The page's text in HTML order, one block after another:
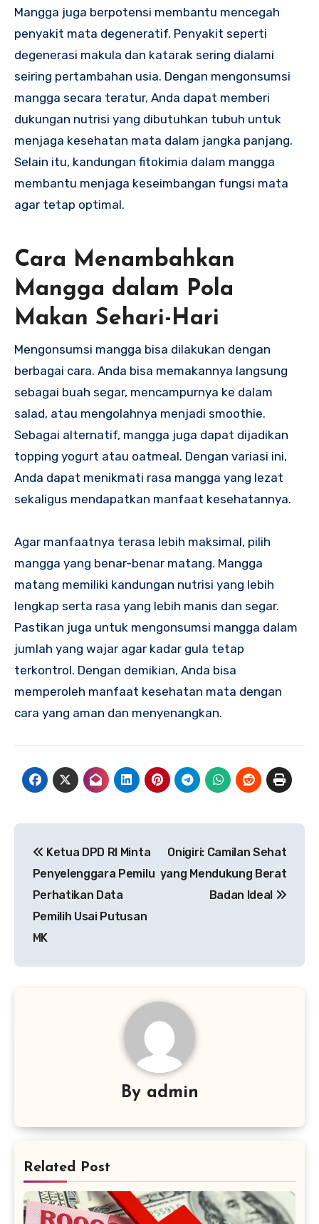
Mangga juga berpotensi membantu mencegah
penyakit mata degeneratif. Penyakit seperti
degenerasi makula dan katarak sering dialami
seiring pertambahan usia. Dengan mengonsumsi
mangga secara teratur, Anda dapat memberi
dukungan nutrisi yang dibutuhkan tubuh untuk
menjaga kesehatan mata dalam jangka panjang.
Selain itu, kandungan fitokimia dalam mangga
membantu menjaga keseimbangan fungsi mata
agar tetap optimal.
Cara Menambahkan
Mangga dalam Pola
Makan Sehari-Hari
Mengonsumsi mangga bisa dilakukan dengan
berbagai cara. Anda bisa memakannya langsung
sebagai buah segar, mencampurnya ke dalam
salad, atau mengolahnya menjadi smoothie.
Sebagai alternatif, mangga juga dapat dijadikan
topping yogurt atau oatmeal. Dengan variasi ini,
Anda dapat menikmati rasa mangga yang lezat
sekaligus mendapatkan manfaat kesehatannya.
Agar manfaatnya terasa lebih maksimal, pilih
mangga yang benar-benar matang. Mangga
matang memiliki kandungan nutrisi yang lebih
lengkap serta rasa yang lebih manis dan segar.
Pastikan juga untuk mengonsumsi mangga dalam
jumlah yang wajar agar kadar gula tetap
terkontrol. Dengan demikian, Anda bisa
memperoleh manfaat kesehatan mata dengan
cara yang aman dan menyenangkan.
pos
Ketua DPD RI Minta
Penyelenggara Pemilu
Perhatikan Data
Pemilih Usai Putusan
MK
Onigiri: Camilan Sehat
yang Mendukung Berat
Badan Ideal
By admin
Related Post